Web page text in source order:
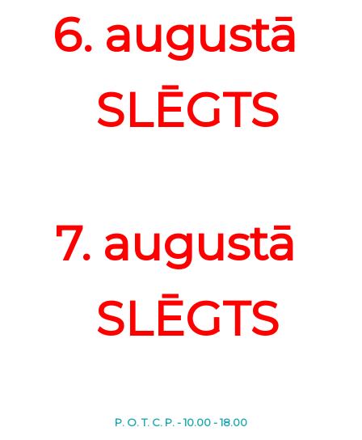
6. augustā
SLĒGTS
7. augustā
SLĒGTS
P. O. T. C. P. - 10.00 - 18.00